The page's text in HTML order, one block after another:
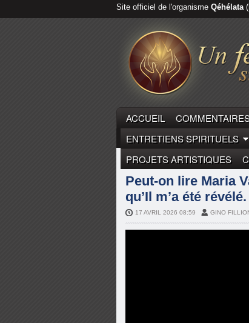
Site officiel de l'organisme Qéhélata
ACCUEIL
ENTRETIENS SPIRITUELS
PROJETS ARTISTIQUES
LAÏCS MARIA VALTORTA
Peut-on lire Maria
qu’Il m’a été révélé.
17 AVRIL 2026 08:59 GINO